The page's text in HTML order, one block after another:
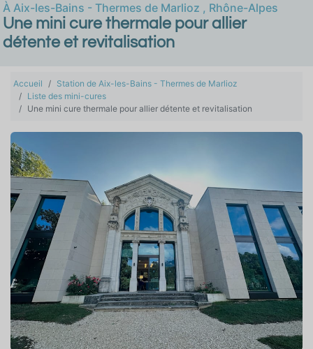
À Aix-les-Bains - Thermes de Marlioz , Rhône-Alpes
Une mini cure thermale pour allier
détente et revitalisation
Accueil
Station de Aix-les-Bains - Thermes de Marlioz
Liste des mini-cures
Une mini cure thermale pour allier détente et revitalisation